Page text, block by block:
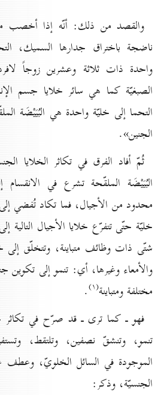
والقصد من ذلك: أنّه إذا أخصب
ناضجة باختراق جدارها السميك،
الصبغيّة كما هي سائر خلايا جسم
التحما إلى خليّة واحدة هي البُيَيْضَة
الجنين».
ثُمّ أفاد الفرق في تكاثر الخلايا
البُيَيْضَة الملقّحة تشرع في الانقسام
محدود من الأجيال، فما تكاد تُفضي إلى
خليّة حتّى تتفرّع خلايا الأجيال
شتّى ذات وظائف متباينة، وتتخلّق إلى
والأمعاء وغيرها، أي: تنمو إلى
مختلفة ومتباينة(۱) .
فهو ـ كما ترى ـ قد صرّح في تكاثر
تنمو، وتنشقّ نصفين، وتلتقط،
الموجودة في السائل الخلويّ، وعطف
الجنسيّة، وذكر: